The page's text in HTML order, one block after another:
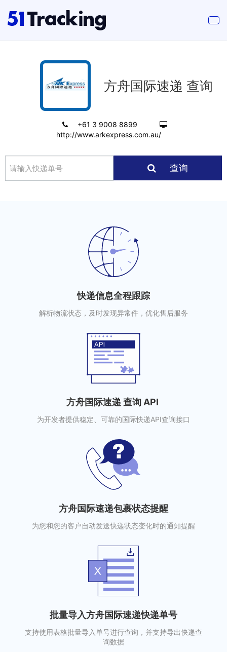
方舟国际速递 查询
+61 3 9008 8899
http://www.arkexpress.com.au/
查询
快递信息全程跟踪
解析物流状态，及时发现异常件，优化售后服务
方舟国际速递 查询 API
为开发者提供稳定、可靠的国际快递API查询接口
方舟国际速递包裹状态提醒
为您和您的客户自动发送快递状态变化时的通知提醒
批量导入方舟国际速递快递单号
支持使用表格批量导入单号进行查询，并支持导出快递查
询数据